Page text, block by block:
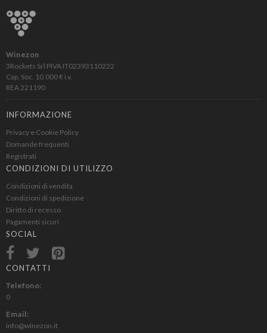
Winezon
3Rockets Srl PIVA IT02393110222
Cap. Soc. 10.000 € i.v.
REA 221190
INFORMAZIONE
Privacy e Cookie Policy
Domande frequenti
Registrati
CONDIZIONI DI UTILIZZO
Condizioni di vendita
Condizioni di spedizione
Diritto di recesso
Pagamenti sicuri
SOCIAL
CONTATTI
Telefono:
0
Email:
info@winezon.it